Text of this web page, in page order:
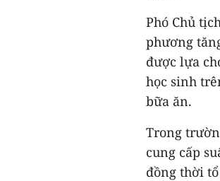
Phó Chủ
phương
được lựa
học sinh
bữa ăn.
Trong
cung cấp
đồng thời